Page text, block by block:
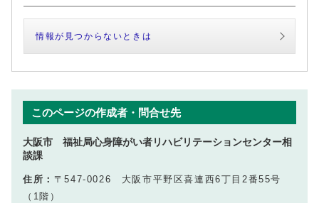
情報が見つからないときは
このページの作成者・問合せ先
大阪市 福祉局心身障がい者リハビリテーションセンター相
談課
住所： 〒547-0026 大阪市平野区喜連西6丁目2番55号
（1階）